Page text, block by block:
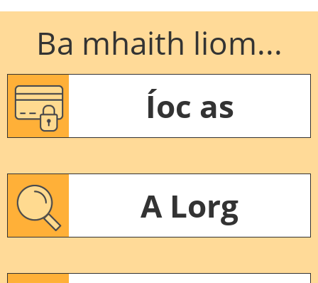
Ba mhaith liom...
Íoc as
A Lorg